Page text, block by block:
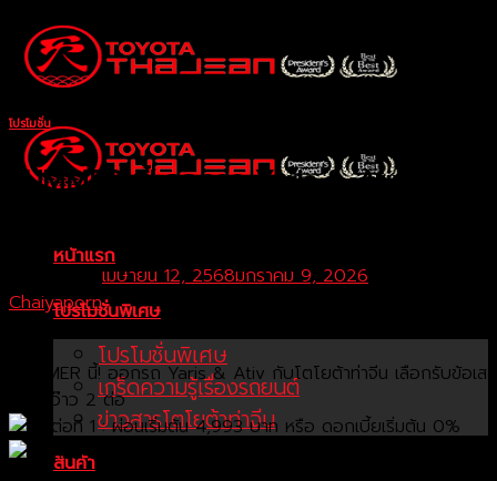
to
content
หน้าแรก
โปรโมชั่นพิเศษ
โปรโมชั่นพิเศษ
เกร็ดความรู้เรื่องรถยนต์
ข่าวสารโตโยต้าท่าจีน
สินค้า
โปรโมชั่น
SUMMER นี้! ออกรถ Yaris & Ativ กับโต
เมษายน 12, 2568มกราคม 9, 2026
Chaiyaporn
SUMMER นี้! ออกรถ Yaris & Ativ กับโตโยต้าท่าจีน เลือกรับข้อเส
นอสุดว๊าว 2 ต่อ
ต่อที่ 1 : ผ่อนเริ่มต้น 4,993 บาท หรือ ดอกเบี้ยเริ่มต้น 0%
ต่อที่ 2 : ฟรี! ชุดแต่ง LUSSO หรือ ฟรี ประกันภัยชั้น 1